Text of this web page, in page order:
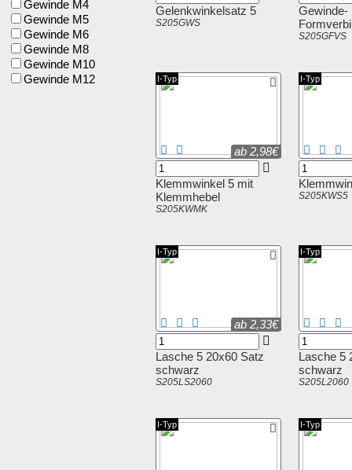
Gelenkwinkelsatz 5
S205GWS
Gewinde-
S205GFVS
Klemmwinkel 5 mit
Klemmhebel
S205KWMK
ab 2,98€
I-Typ
S205KWS5
I-Typ
Lasche 5 20x60 Satz
schwarz
S205LS2060
ab 2,33€
I-Typ
Lasche 5
schwarz
S205L2060
I-Typ
I-Typ I-Typ
Gewinde M4
Gewinde M5
Gewinde M6
Gewinde M8
Gewinde M10
Gewinde M12